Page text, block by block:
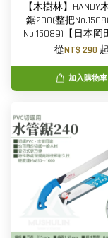
【木樹林】HANDY
鋸200(整把
No.15089)【日本岡
從NT$ 290 起
加入購物車